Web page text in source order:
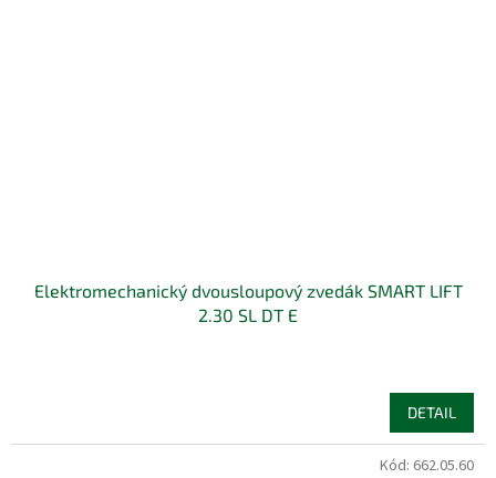
Elektromechanický dvousloupový zvedák SMART LIFT
2.30 SL DT E
DETAIL
Kód: 662.05.60